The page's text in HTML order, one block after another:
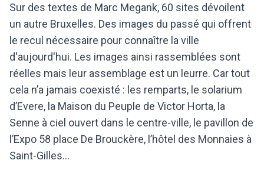
Sur des textes de Marc Megank, 60 sites dévoilent
un autre Bruxelles. Des images du passé qui offrent
le recul nécessaire pour connaître la ville
d'aujourd'hui. Les images ainsi rassemblées sont
réelles mais leur assemblage est un leurre. Car tout
cela n’a jamais coexisté : les remparts, le solarium
d’Evere, la Maison du Peuple de Victor Horta, la
Senne à ciel ouvert dans le centre-ville, le pavillon de
l’Expo 58 place De Brouckère, l’hôtel des Monnaies à
Saint-Gilles...